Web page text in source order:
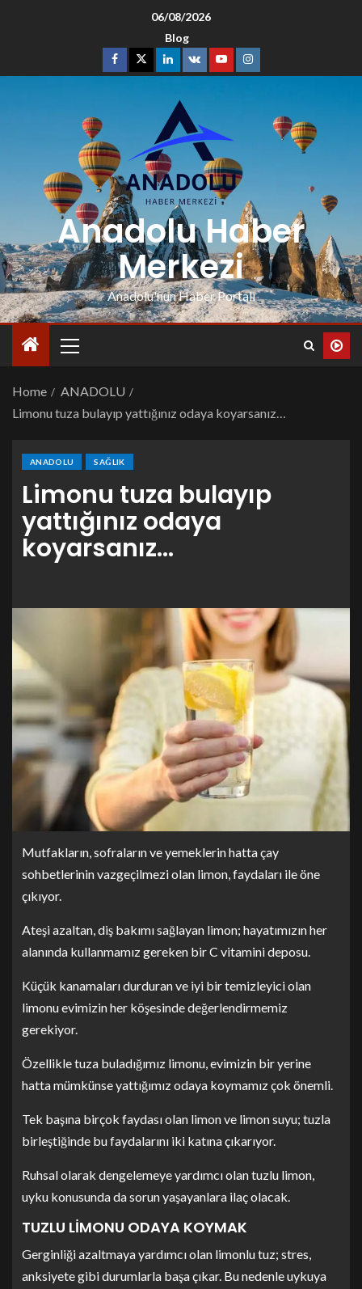
06/08/2026
Blog
Anadolu Haber
Merkezi
Anadolu'nun Haber Portalı
Home
ANADOLU
Limonu tuza bulayıp yattığınız odaya koyarsanız…
ANADOLU SAĞLIK
Limonu tuza bulayıp
yattığınız odaya
koyarsanız…
Mutfakların, sofraların ve yemeklerin hatta çay
sohbetlerinin vazgeçilmezi olan limon, faydaları ile öne
çıkıyor.
Ateşi azaltan, diş bakımı sağlayan limon; hayatımızın her
alanında kullanmamız gereken bir C vitamini deposu.
Küçük kanamaları durduran ve iyi bir temizleyici olan
limonu evimizin her köşesinde değerlendirmemiz
gerekiyor.
Özellikle tuza buladığımız limonu, evimizin bir yerine
hatta mümkünse yattığımız odaya koymamız çok önemli.
Tek başına birçok faydası olan limon ve limon suyu; tuzla
birleştiğinde bu faydalarını iki katına çıkarıyor.
Ruhsal olarak dengelemeye yardımcı olan tuzlu limon,
uyku konusunda da sorun yaşayanlara ilaç olacak.
TUZLU LİMONU ODAYA KOYMAK
Gerginliği azaltmaya yardımcı olan limonlu tuz; stres,
anksiyete gibi durumlarla başa çıkar. Bu nedenle uykuya